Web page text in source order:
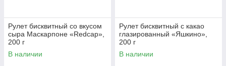
Рулет бисквитный со вкусом
сыра Маскарпоне «Redcap»,
200 г
В наличии
Рулет бисквитный с какао
глазированный «Яшкино»,
200 г
В наличии